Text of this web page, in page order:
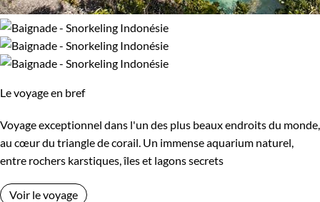
Le voyage en bref
Voyage exceptionnel dans l'un des plus beaux endroits du monde,
au cœur du triangle de corail. Un immense aquarium naturel,
entre rochers karstiques, îles et lagons secrets
Voir le voyage